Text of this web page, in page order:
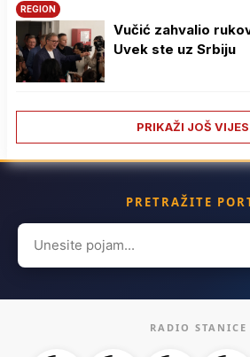
REGION
Vučić zahvalio
Uvek ste uz Srbiju
PRIKAŽI JOŠ
PRETRAŽITE
Search
for:
RADIO STANICE